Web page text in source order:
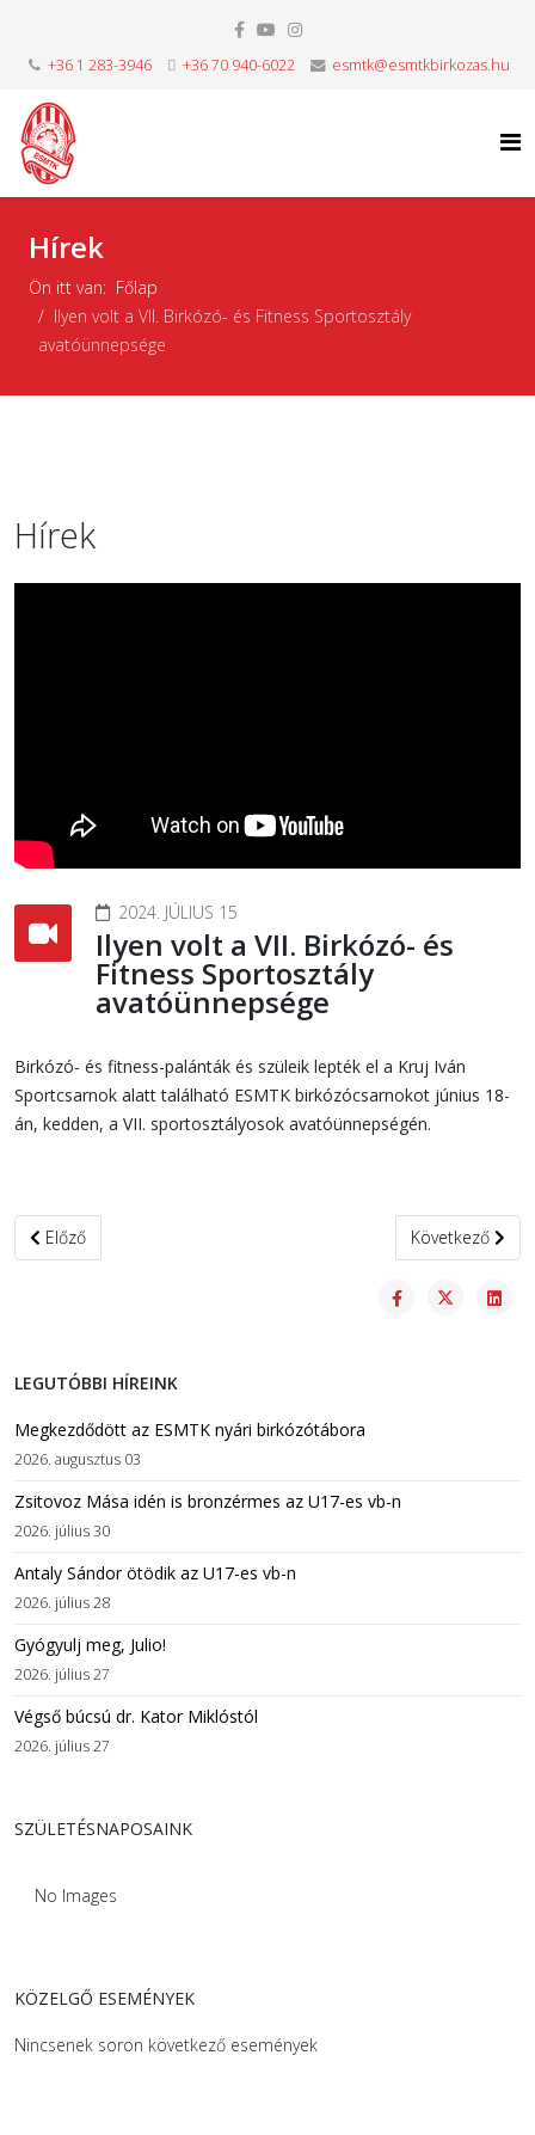
+36 1 283-3946 +36 70 940-6022 esmtk@esmtkbirkozas.hu
Hírek
Ön itt van: Főlap
Ilyen volt a VII. Birkózó- és Fitness Sportosztály
avatóünnepsége
Hírek
2024. JÚLIUS 15
Ilyen volt a VII. Birkózó- és
Fitness Sportosztály
avatóünnepsége
Birkózó- és fitness-palánták és szüleik lepték el a Kruj Iván
Sportcsarnok alatt található ESMTK birkózócsarnokot június 18-
án, kedden, a VII. sportosztályosok avatóünnepségén.
Előző cikk: Atyai áldás párizsi útravalónak
Előző Következő
Következő
LEGUTÓBBI HÍREINK
Megkezdődött az ESMTK nyári birkózótábora
2026. augusztus 03
Zsitovoz Mása idén is bronzérmes az U17-es vb-n
2026. július 30
Antaly Sándor ötödik az U17-es vb-n
2026. július 28
Gyógyulj meg, Julio!
2026. július 27
Végső búcsú dr. Kator Miklóstól
2026. július 27
SZÜLETÉSNAPOSAINK
No Images
KÖZELGŐ ESEMÉNYEK
Nincsenek soron következő események